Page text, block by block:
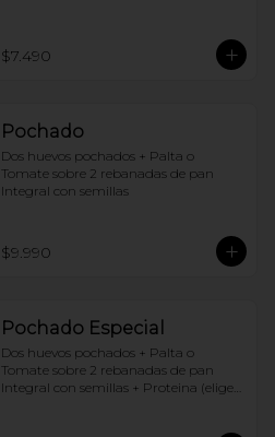
$7.490
Pochado
Dos huevos pochados + Palta o
Tomate sobre 2 rebanadas de pan
Integral con semillas
$9.990
Pochado Especial
Dos huevos pochados + Palta o
Tomate sobre 2 rebanadas de pan
Integral con semillas + Proteina (elige